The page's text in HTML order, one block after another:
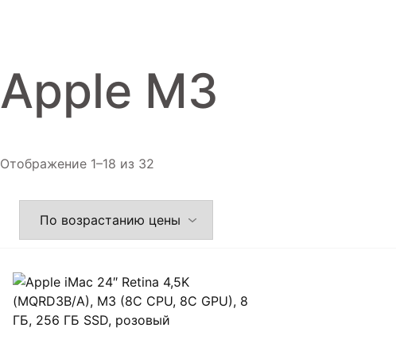
Dyson
Apple M3
Отображение 1–18 из 32